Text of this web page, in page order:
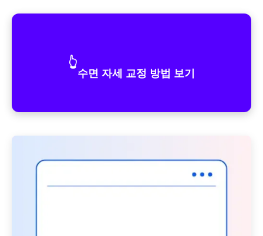
👆
수면 자세 교정 방법 보기